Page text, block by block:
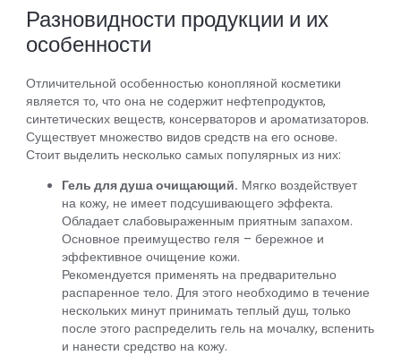
Разновидности продукции и их
особенности
Отличительной особенностью конопляной косметики
является то, что она не содержит нефтепродуктов,
синтетических веществ, консерваторов и ароматизаторов.
Существует множество видов средств на его основе.
Стоит выделить несколько самых популярных из них:
Гель для душа очищающий. Мягко воздействует
на кожу, не имеет подсушивающего эффекта.
Обладает слабовыраженным приятным запахом.
Основное преимущество геля – бережное и
эффективное очищение кожи.
Рекомендуется применять на предварительно
распаренное тело. Для этого необходимо в течение
нескольких минут принимать теплый душ, только
после этого распределить гель на мочалку, вспенить
и нанести средство на кожу.